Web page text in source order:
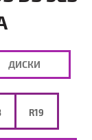
R19
ДИСКИ